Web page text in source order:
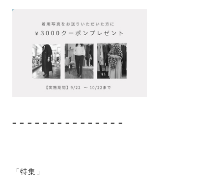
= = = = = = = = = = = = = = =
「特集」